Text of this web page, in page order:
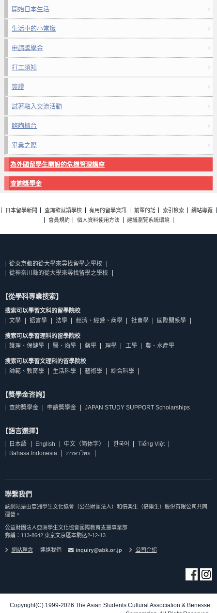
開始日本生活
生活中的小常識
申請獎學金
打工須知
簽證
試著融入交流活動
諮詢櫃台
畢業之際
為外國留學生開設的危機管理講座
查詢獎學金
日本留學新聞 查詢欲就讀學校 有用的留學資訊 前輩的話 索引檢索
網站導覽
會員規約
個人資料使用方法 建議瀏覽系統環境
從東京都的從大學來尋找留學之學校
從神奈川縣的從大學來尋找留學之學校
【從學科專業搜索】
搜索可以學習文科的留學院校
文學
語言學 法學 經濟、經營、商學 社會學 國際關系學
搜索可以學習理科的留學院校
護理、保健學
醫、齒學 藥學 理學 工學 農、水產學
搜索可以學習文理科的留學院校
師範、教育學
生活科學 藝術學 綜合科學
【獎學金咨詢】
查詢獎學金 申請獎學金 JAPAN STUDY SUPPORT Scholarships
【語言選擇】
日本語 English 中文（简体字） 한국어
Tiếng Việt
Bahasa Indonesia
ภาษาไทย
聯繫我們
該網站是由亞洲學生文化協會（公益財團法人）和倍楽生（倍樂生）股份有限公司共同
運營。
公益財團法人亞洲學生文化協會國際教育支援事業部
郵編：113-8642 東京文京區本駒込2-12-13
網站理念 連絡我們 公司介紹
Copyright(C) 1999-2026 The Asian Students Cultural Association & Benesse